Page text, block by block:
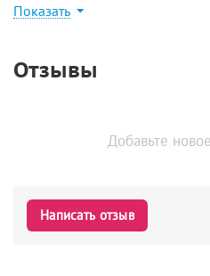
Показать
Отзывы
Добавьте
Написать отзыв